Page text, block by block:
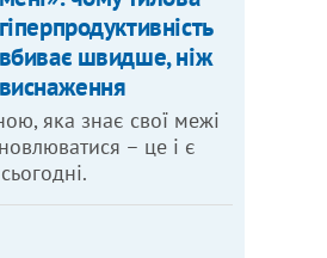
гіперпродуктивність
вбиває швидше, ніж
виснаження
яка знає свої межі
– це і є